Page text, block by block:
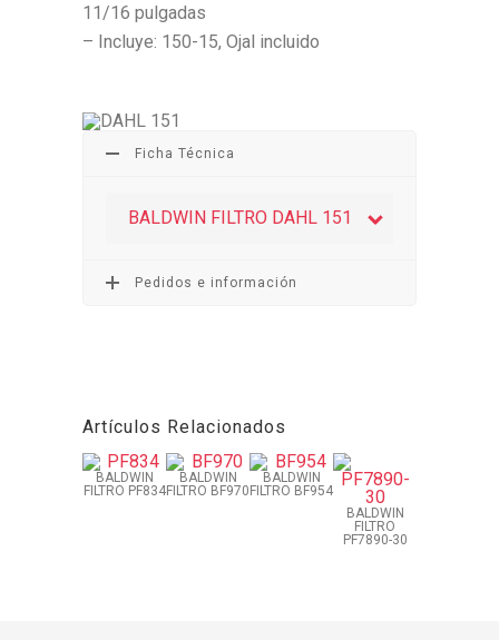
11/16 pulgadas
– Incluye: 150-15, Ojal incluido
Ficha Técnica
BALDWIN FILTRO DAHL 151
Pedidos e información
Artículos Relacionados
BALDWIN
FILTRO PF834
BALDWIN
FILTRO BF970
BALDWIN
FILTRO BF954
BALDWIN
FILTRO
PF7890-30